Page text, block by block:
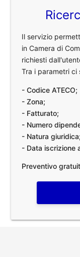
Il servizio
in Camera di
richiesti
Tra i parametri ci
- Codice ATECO;
- Zona;
- Fatturato;
- Numero
- Natura giuridica;
- Data iscrizione
Preventivo